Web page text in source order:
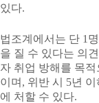
있다.
법조계에서는 단 1
을 질 수 있다는 의
자 취업 방해를 목
이며, 위반 시 5년
에 처할 수 있다.